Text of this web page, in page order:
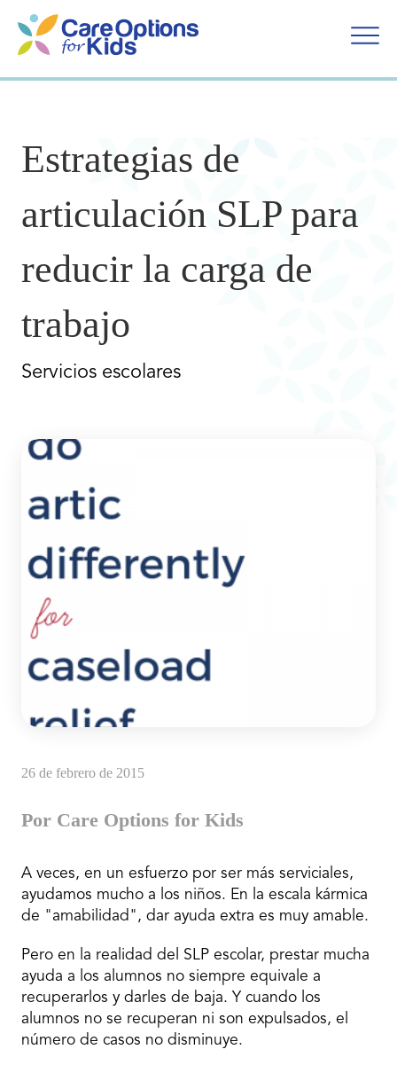
contenido
Estrategias de
articulación SLP para
reducir la carga de
trabajo
Servicios escolares
26 de febrero de 2015
Por Care Options for Kids
A veces, en un esfuerzo por ser más serviciales,
ayudamos mucho a los niños. En la escala kármica
de "amabilidad", dar ayuda extra es muy amable.
Pero en la realidad del SLP escolar, prestar mucha
ayuda a los alumnos no siempre equivale a
recuperarlos y darles de baja. Y cuando los
alumnos no se recuperan ni son expulsados, el
número de casos no disminuye.